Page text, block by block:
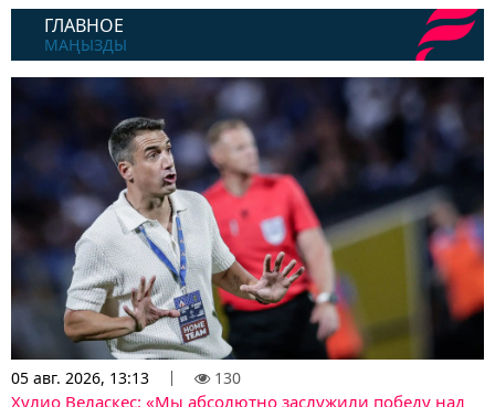
ГЛАВНОЕ
МАҢЫЗДЫ
05 авг. 2026, 13:13 130
Хулио Веласкес: «Мы абсолютно заслужили победу над